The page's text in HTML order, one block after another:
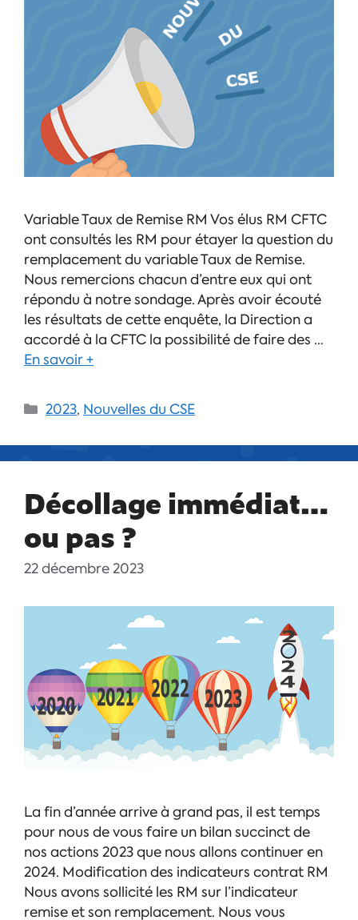
Variable Taux de Remise RM Vos élus RM CFTC
ont consultés les RM pour étayer la question du
remplacement du variable Taux de Remise.
Nous remercions chacun d’entre eux qui ont
répondu à notre sondage. Après avoir écouté
les résultats de cette enquête, la Direction a
accordé à la CFTC la possibilité de faire des …
En savoir +
2023, Nouvelles du CSE
Décollage immédiat…
ou pas ?
22 décembre 2023
La fin d’année arrive à grand pas, il est temps
pour nous de vous faire un bilan succinct de
nos actions 2023 que nous allons continuer en
2024. Modification des indicateurs contrat RM
Nous avons sollicité les RM sur l’indicateur
remise et son remplacement. Nous vous